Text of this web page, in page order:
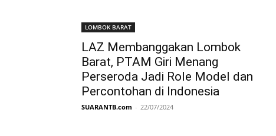
LOMBOK BARAT
LAZ Membanggakan Lombok
Barat, PTAM Giri Menang
Perseroda Jadi Role Model dan
Percontohan di Indonesia
SUARANTB.com - 22/07/2024